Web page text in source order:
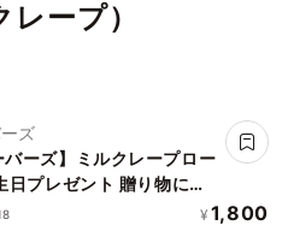
ープ）
ズ
バーズ】ミルクレープロー
日プレゼント 贈り物に最
¥ 1,800